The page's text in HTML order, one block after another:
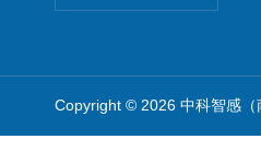
Copyright © 2026 中科智感